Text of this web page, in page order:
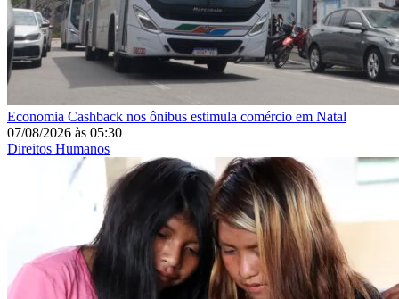
Economia Cashback nos ônibus estimula comércio em Natal
07/08/2026 às 05:30
Direitos Humanos